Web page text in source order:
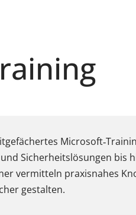
Sicherheitslösungen bis
vermitteln praxisnahes
gestalten.